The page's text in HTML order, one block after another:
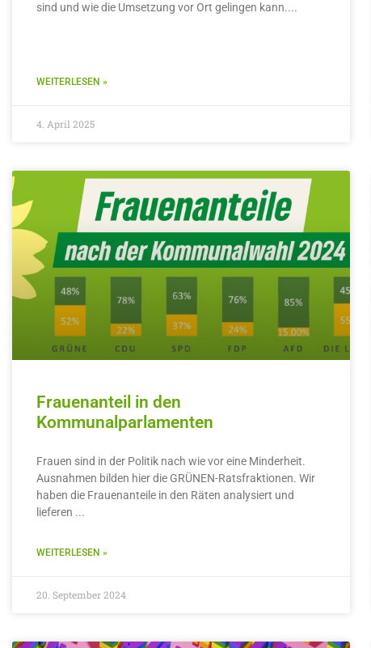
sind und wie die Umsetzung vor Ort gelingen kann.
WEITERLESEN »
4. April 2025
Frauenanteil in den
Kommunalparlamenten
Frauen sind in der Politik nach wie vor eine Minderheit.
Ausnahmen bilden hier die GRÜNEN-Ratsfraktionen. Wir
haben die Frauenanteile in den Räten analysiert und
lieferen
WEITERLESEN »
20. September 2024